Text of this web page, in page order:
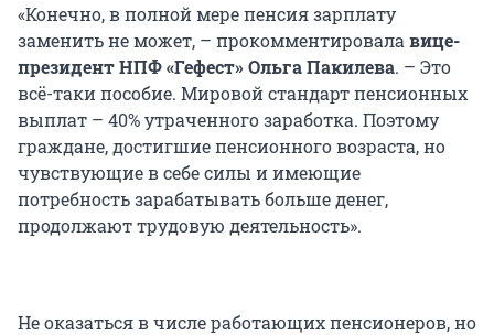
«Конечно, в полной мере пенсия зарплату
заменить не может, – прокомментировала вице-
президентНПФ«Гефест»Ольга Пакилева. – Это
всё-таки пособие. Мировой стандарт пенсионных
выплат – 40% утраченного заработка. Поэтому
граждане, достигшие пенсионного возраста, но
чувствующие в себе силы и имеющие
потребность зарабатывать больше денег,
продолжают трудовую деятельность».
Не оказаться в числе работающих пенсионеров, но